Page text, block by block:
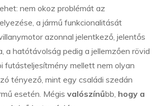
nem okoz problémát az
a jármű funkcionalitását
azonnal jelentkező, jelentős
a hatótávolság pedig a jellemzően rövid
futásteljesítmény mellett nem olyan
tényező, mint egy családi szedán
esetén. Mégis valószínűbb, hogy a